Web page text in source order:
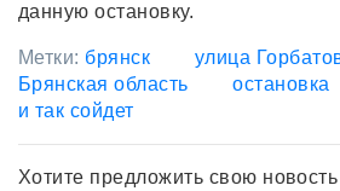
данную остановку.
Метки: брянск
улица
Брянская область
остановка
и так сойдет
Хотите предложить свою